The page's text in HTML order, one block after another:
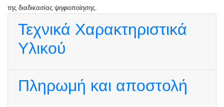
της διαδικασίας ψηφιοποίησης.
Τεχνικά Χαρακτηριστικά
Υλικού
Πληρωμή και αποστολή